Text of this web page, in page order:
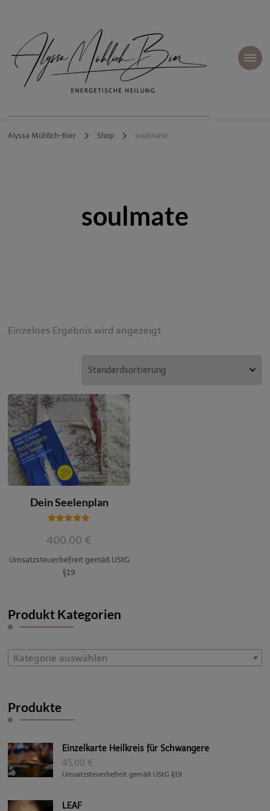
Alyssa Mühlich-Bier
| Energetische
Alyssa Mühlich-Bier Shop soulmate
soulmate
Einzelnes Ergebnis wird angezeigt
Dein Seelenplan
mit
5.00
400,00 €
Umsatzsteuerbefreit gemäß UStG
§19
Produkt Kategorien
Kategorie auswählen
Produkte
Einzelkarte Heilkreis für Schwangere
45,00 €
Umsatzsteuerbefreit gemäß UStG §19
LEAF